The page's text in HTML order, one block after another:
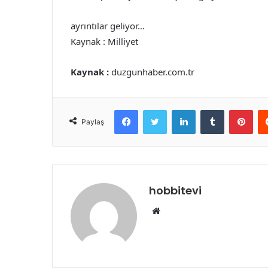
ayrıntılar geliyor…
Kaynak : Milliyet
Kaynak : duzgunhaber.com.tr
Paylaş
FacebookTwitter LinkedInTumblr
hobbitevi
Web